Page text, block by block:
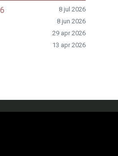
8 jul 2026
8 jun 2026
29 apr 2026
13 apr 2026